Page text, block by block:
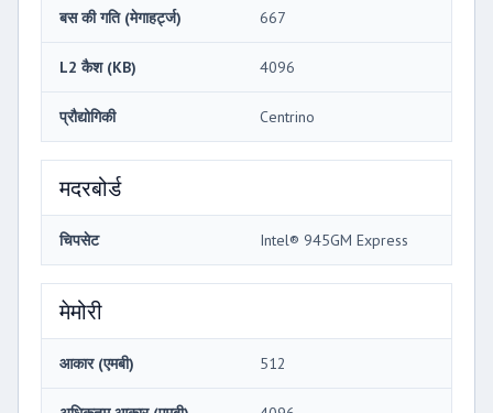
बस की गति (मेगाहर्ट्ज) 667
L2 कैश (KB) 4096
प्रौद्योगिकी Centrino
मदरबोर्ड
चिपसेट Intel® 945GM Express
मेमोरी
आकार (एमबी) 512